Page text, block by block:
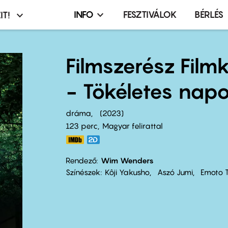
Infó,
terembérlés
menü
INFO FESZTIVÁLOK BÉRLÉS
Filmszerész
- Tökéletes
dráma
2023
123 perc,
Magyar felirattal
Rendező Wim Wenders
Színészek
Kôji Yakusho Aszó Jumi Emoto